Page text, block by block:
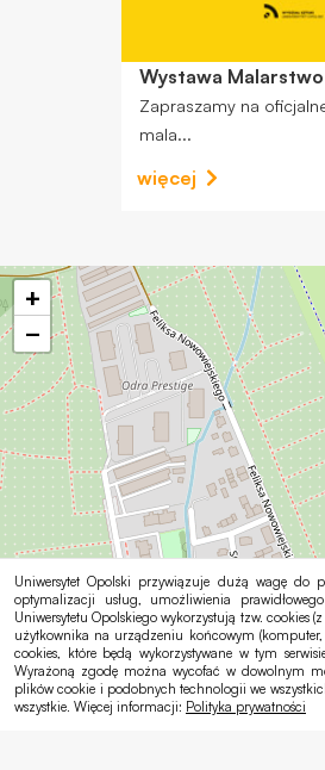
Wystawa
Zapraszamy na
mala...
więcej
+
−
Uniwersytet Opolski przywiązuje dużą wagę do
optymalizacji usług, umożliwienia
Uniwersytetu Opolskiego wykorzystują tzw. cookies
użytkownika na urządzeniu końcowym
cookies, które będą wykorzystywane w tym
Wyrażoną zgodę można wycofać w dowolnym
plików cookie i podobnych technologii we
wszystkie. Więcej informacji: Polityka prywatności